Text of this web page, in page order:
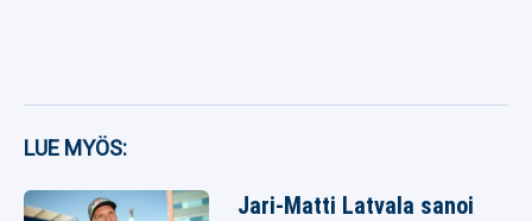
LUE MYÖS:
Jari-Matti Latvala sanoi